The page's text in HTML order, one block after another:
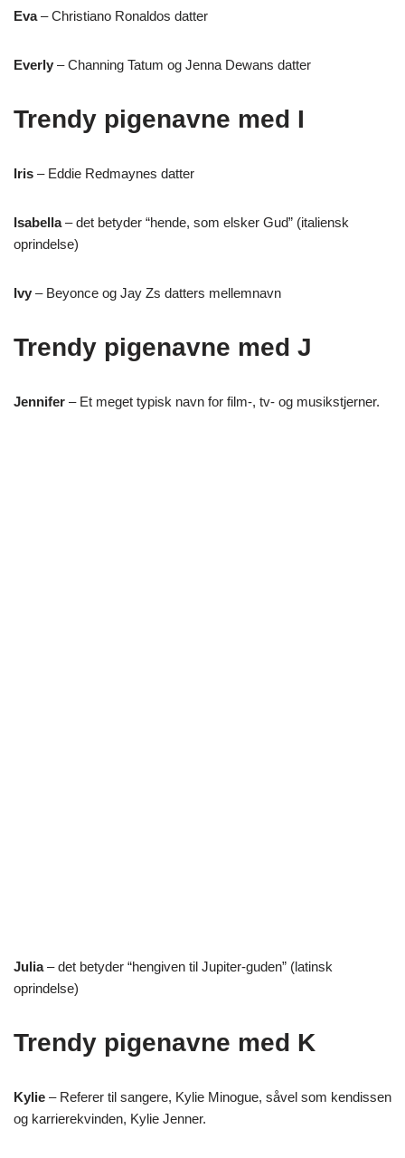
Eva– Christiano Ronaldos datter
Everly – Channing Tatum og Jenna Dewans datter
Trendy pigenavne med I
Iris – Eddie Redmaynes datter
Isabella– det betyder “hende, som elsker Gud” (italiensk
oprindelse)
Ivy – Beyonce og Jay Zs datters mellemnavn
Trendy pigenavne med J
Jennifer – Et meget typisk navn for film-, tv- og musikstjerner.
Julia– det betyder “hengiven til Jupiter-guden” (latinsk
oprindelse)
Trendy pigenavne med K
Kylie – Referer til sangere, Kylie Minogue, såvel som kendissen
og karrierekvinden, Kylie Jenner.